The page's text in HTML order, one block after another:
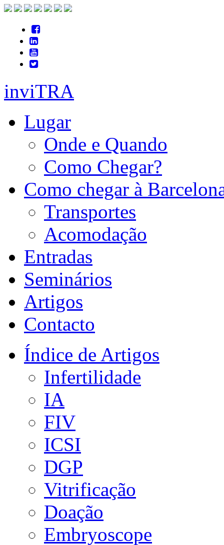
inviTRA
Lugar
Onde e Quando
Como Chegar?
Como chegar à
Transportes
Acomodação
Entradas
Seminários
Artigos
Contacto
Índice de Artigos
Infertilidade
IA
FIV
ICSI
DGP
Vitrificação
Doação
Embryoscope